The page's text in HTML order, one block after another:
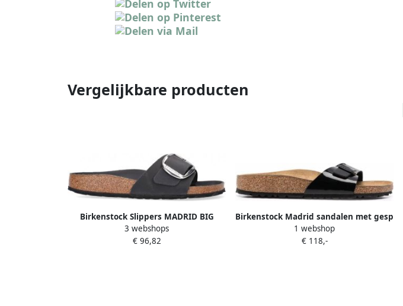
Vergelijkbare producten
Birkenstock Slippers MADRID BIG
BUCKLE met ergonomisch gevormd
voetbed in smalle schoenwijdte
3 webshops
€ 96,82
Birkenstock Madrid sandalen met gesp
Zwart
1 webshop
€ 118,-